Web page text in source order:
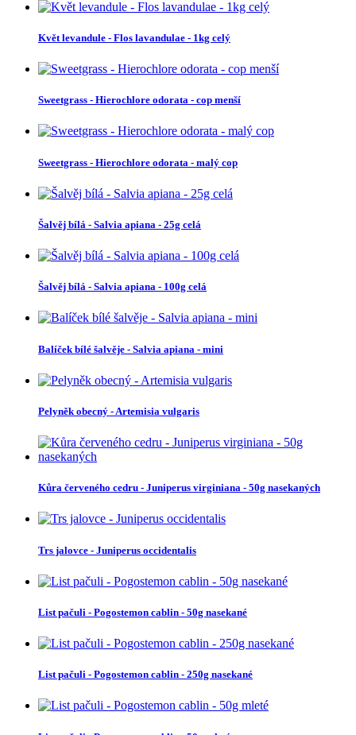
Květ levandule - Flos lavandulae - 1kg celý
Sweetgrass - Hierochlore odorata - cop menší
Sweetgrass - Hierochlore odorata - malý cop
Šalvěj bílá - Salvia apiana - 25g celá
Šalvěj bílá - Salvia apiana - 100g celá
Balíček bílé šalvěje - Salvia apiana - mini
Pelyněk obecný - Artemisia vulgaris
Kůra červeného cedru - Juniperus virginiana - 50g nasekaných
Trs jalovce - Juniperus occidentalis
List pačuli - Pogostemon cablin - 50g nasekané
List pačuli - Pogostemon cablin - 250g nasekané